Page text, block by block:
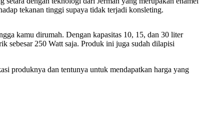
tekanan tinggi supaya tidak terjadi konsleting.
kamu dirumah. Dengan kapasitas 10, 15, dan 30 liter
sebesar 250 Watt saja. Produk ini juga sudah dilapisi
produknya dan tentunya untuk mendapatkan harga yang